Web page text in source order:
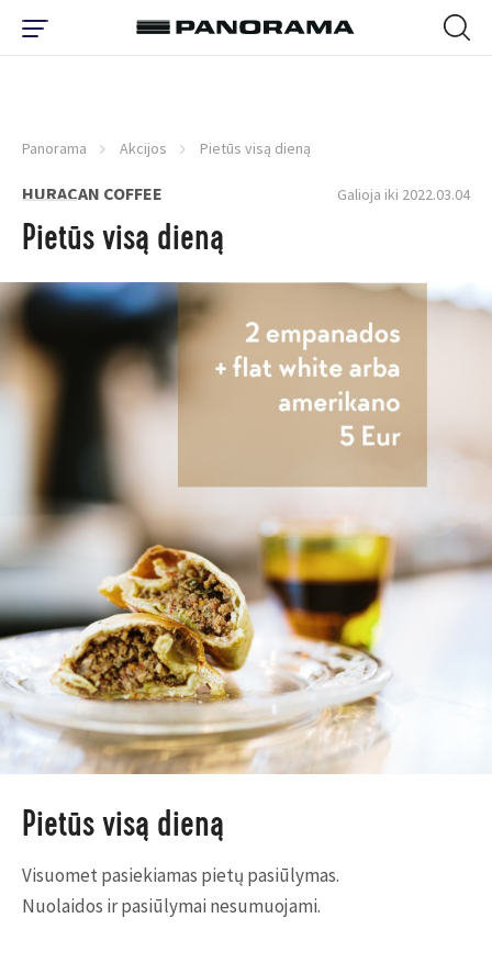
Panorama Akcijos Pietūs visą dieną
HURACAN COFFEE Galioja iki 2022.03.04
Pietūs visą dieną
Pietūs visą dieną
Visuomet pasiekiamas pietų pasiūlymas.
Nuolaidos ir pasiūlymai nesumuojami.